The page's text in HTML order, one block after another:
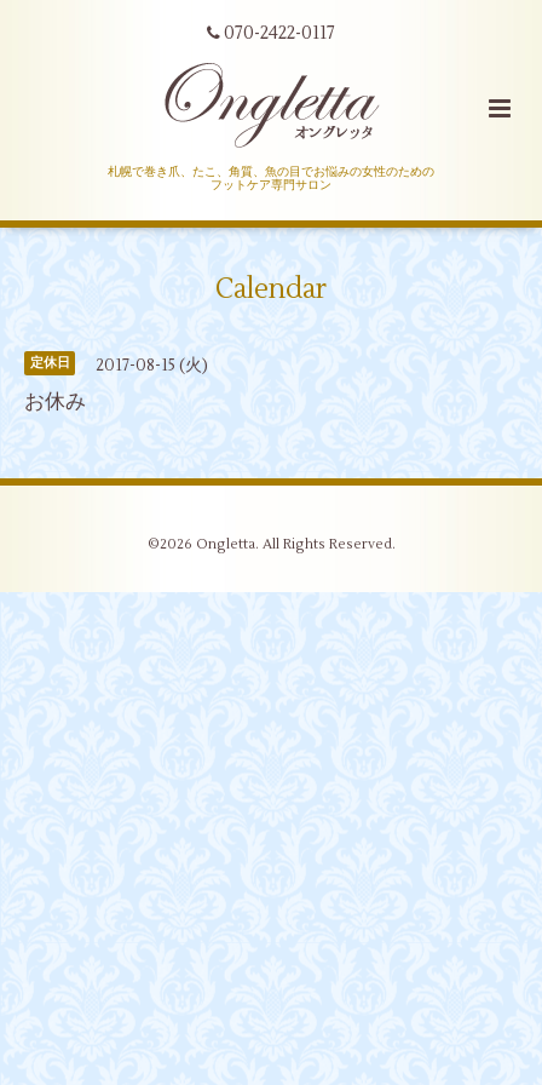
070-2422-0117
札幌で巻き爪、たこ、角質、魚の目でお悩みの女性のための
フットケア専門サロン
Calendar
定休日 2017-08-15 (火)
お休み
©2026 Ongletta. All Rights Reserved.